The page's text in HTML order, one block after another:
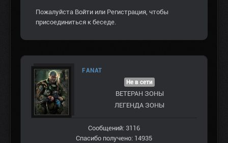
Пожалуйста Войти или Регистрация, чтобы
присоединиться к беседе.
FANAT
Не в сети
ВЕТЕРАН ЗOНЫ
ЛЕГЕНДА ЗОНЫ
Сообщений: 3116
Спасибо получено: 14935